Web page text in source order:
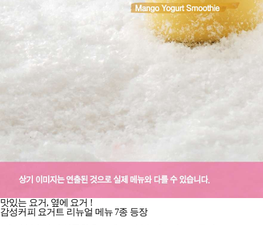
맛있는 요거, 옆에 요거 !
감성커피 요거트 리뉴얼 메뉴 7종 등장